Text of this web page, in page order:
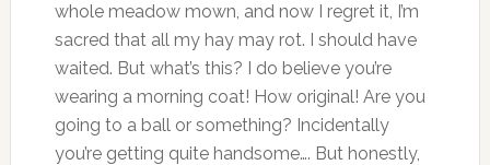
whole meadow mown, and now I regret it, I’m
sacred that all my hay may rot. I should have
waited. But what’s this? I do believe you’re
wearing a morning coat! How original! Are you
going to a ball or something? Incidentally
you’re getting quite handsome…. But honestly,